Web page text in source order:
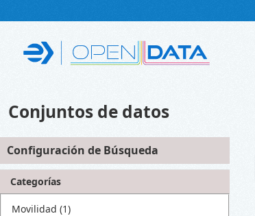
Conjuntos de datos
Configuración de Búsqueda
Categorías
Movilidad (1)